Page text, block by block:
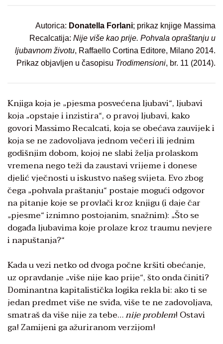
Autorica: Donatella Forlani; prikaz knjige Massima
Recalcatija: Nije više kao prije. Pohvala opraštanju u
ljubavnom životu, Raffaello Cortina Editore, Milano 2014.
Prikaz objavljen u časopisu Trodimensioni, br. 11 (2014).
Knjiga koja je „pjesma posvećena ljubavi“, ljubavi
koja „opstaje i inzistira“, o pravoj ljubavi, kako
govori Massimo Recalcati, koja se obećava zauvijek i
koja se ne zadovoljava jednom večeri ili jednim
godišnjim dobom, kojoj ne slabi želja prolaskom
vremena nego teži da zaustavi vrijeme i donese
djelić vječnosti u iskustvo našeg svijeta. Evo zbog
čega „pohvala praštanju“ postaje mogući odgovor
na pitanje koje se provlači kroz knjigu (i daje čar
„pjesme“ iznimno postojanim, snažnim): „Što se
događa ljubavima koje prolaze kroz traumu nevjere
i napuštanja?“
Kada u vezi netko od dvoga počne kršiti obećanje,
uz opravdanje „više nije kao prije“, što onda činiti?
Dominantna kapitalistička logika rekla bi: ako ti se
jedan predmet više ne sviđa, više te ne zadovoljava,
smatraš da više nije za tebe…nije problem! Ostavi
ga! Zamijeni ga ažuriranom verzijom!